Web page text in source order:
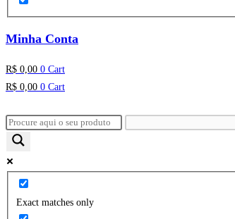
Minha Conta
R$ 0,00 0 Cart
R$ 0,00 0 Cart
Exact matches only